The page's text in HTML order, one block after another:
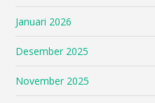
Januari 2026
Desember 2025
November 2025